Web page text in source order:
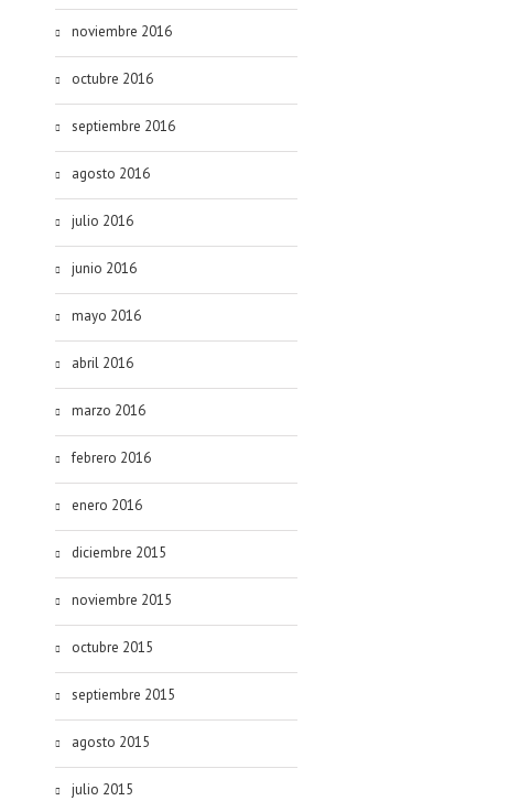
noviembre 2016
octubre 2016
septiembre 2016
agosto 2016
julio 2016
junio 2016
mayo 2016
abril 2016
marzo 2016
febrero 2016
enero 2016
diciembre 2015
noviembre 2015
octubre 2015
septiembre 2015
agosto 2015
julio 2015